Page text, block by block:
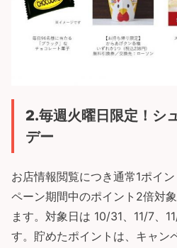
2.毎週火曜日限定！シ
デー
お店情報閲覧につき通常1ポイ
ペーン期間中のポイント2倍対
ます。対象日は 10/31、11/7、
す。貯めたポイントは、キャン